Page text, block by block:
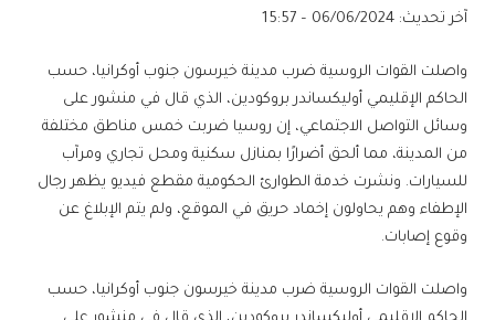
آخر تحديث: 06/06/2024 – 15:57
واصلت القوات الروسية ضرب مدينة خيرسون جنوب أوكرانيا، حسب
الحاكم الإقليمي أوليكساندر بروكودين، الذي قال في منشور على
وسائل التواصل الاجتماعي، إن روسيا ضربت خمس مناطق مختلفة
من المدينة، مما ألحق أضرارًا بمنازل سكنية ومحل تجاري ومرآب
للسيارات. ونشرت خدمة الطوارئ الحكومية مقطع فيديو يظهر رجال
الإطفاء وهم يحاولون إخماد حريق في الموقع، ولم يتم الإبلاغ عن
وقوع إصابات.
واصلت القوات الروسية ضرب مدينة خيرسون جنوب أوكرانيا، حسب